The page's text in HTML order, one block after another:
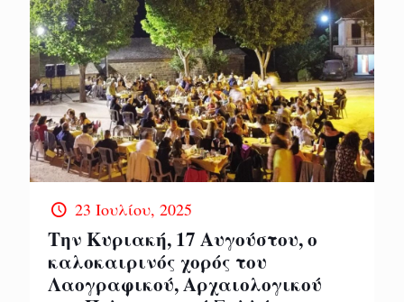
23 Ιουλίου, 2025
Την Κυριακή, 17 Αυγούστου, ο
καλοκαιρινός χορός του
Λαογραφικού, Αρχαιολογικού